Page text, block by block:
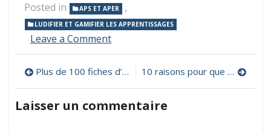
Posted in APS ET APER ,
LUDIFIER ET GAMIFIER LES APPRENTISSAGES
Leave a Commenton
un
serious
sur
Navigation
de
l’article
Plus de 100 fiches d’exploitation des épisodes de « C’est pas sorcier » 10 raisons pour que les élèves bloguent
Laisser un commentaire